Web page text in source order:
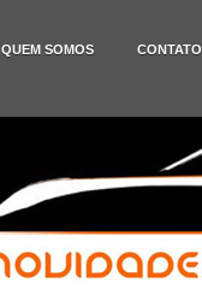
QUEM SOMOS CONTATO